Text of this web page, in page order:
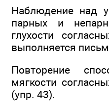
Наблюдение над
парных и
глухости
выполняется
Повторение
мягкости
(упр. 43).